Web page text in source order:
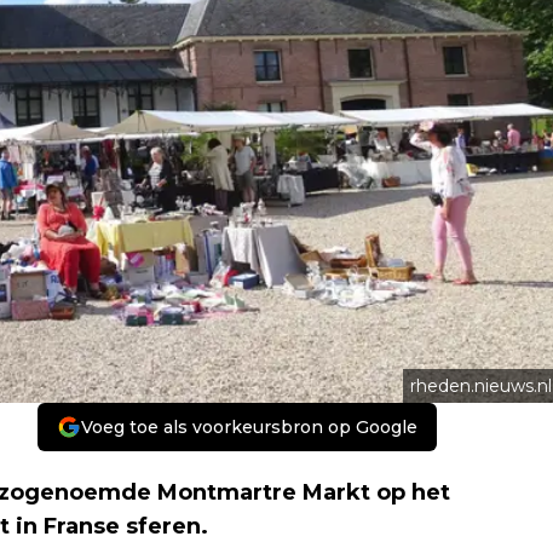
rheden.nieuws.nl
Voeg toe als voorkeursbron op Google
Montmartre Markt op het
in Franse sferen.